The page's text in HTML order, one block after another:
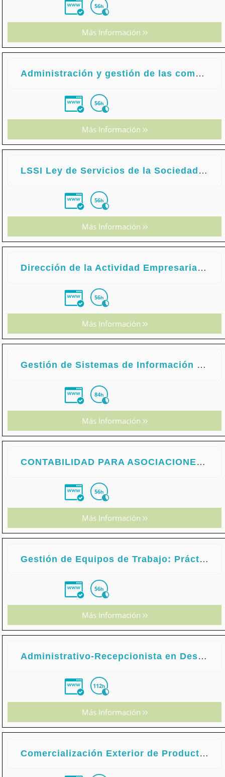
56h
Más Información
Administración y gestión de las comunicaciones de la dirección
56h
Más Información
LSSI Ley de Servicios de la Sociedad de Información
56h
Más Información
Dirección de la Actividad Empresarial de Pequeños Negocios o Microempresas
56h
Más Información
Gestión de Sistemas de Información y Archivo
84h
Más Información
CONTABILIDAD PARA ASOCIACIONES Y FUNDACIONES
56h
Más Información
Gestión de Equipos de Trabajo: Práctico
56h
Más Información
Administrativo-Recepcionista en Despacho de Abogados
112h
Más Información
Comercialización Exterior de Productos